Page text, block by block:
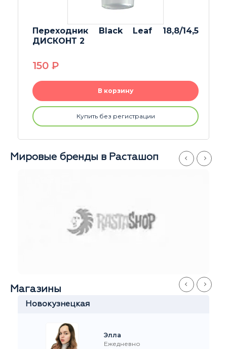
Бонг X PUFF Lady ДИСКОНТ
1990
В корзину
Купить без регистрации
Мировые бренды в Расташоп
Станислав
Ежедневно
с 11 до 21
ул.Забелина, 1
На карте